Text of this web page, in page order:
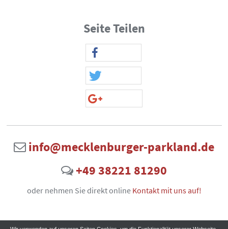
Seite Teilen
info@mecklenburger-parkland.de
+49 38221 81290
oder nehmen Sie direkt online Kontakt mit uns auf!